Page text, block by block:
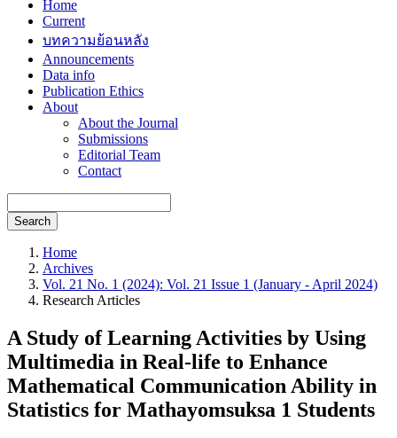
Home
Current
บทความย้อนหลัง
Announcements
Data info
Publication Ethics
About
About the Journal
Submissions
Editorial Team
Contact
Search
Home
Archives
Vol. 21 No. 1 (2024): Vol. 21 Issue 1 (January - April 2024)
Research Articles
A Study of Learning Activities by Using
Multimedia in Real-life to Enhance
Mathematical Communication Ability in
Statistics for Mathayomsuksa 1 Students